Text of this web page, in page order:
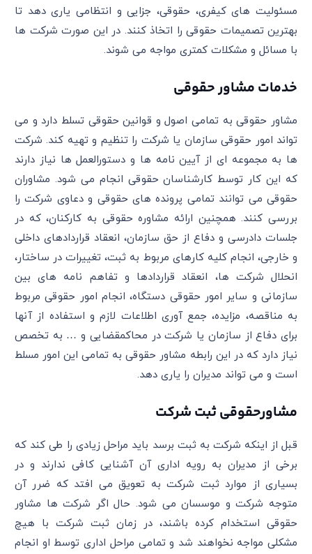
مسئولیت های کیفری، حقوقی، جزایی و انتظامی یاری دهد تا
بهترین تصمیمات حقوقی را اتخاذ کنند. در این صورت شرکت ها
با مسائل و مشکلات کمتری مواجه می شوند.
خدمات مشاور حقوقی
مشاور حقوقی به تمامی اصول و قوانین حقوقی تسلط دارد و می
تواند امور حقوقی سازمان یا شرکت را تنظیم و تهیه کند. شرکت
ها به مجموعه ای از آیین نامه ها و دستورالعمل ها نیاز دارند
که این کار توسط کارشناسان حقوقی انجام می شود. مشاوران
حقوقی می توانند تمامی پرونده های حقوقی و دعاوی شرکت را
بررسی کنند. همچنین ارائه مشاوره حقوقی به کارکنان، که در
جلسات دادرسی و دفاع از حق سازمان، انعقاد قراردادهای داخلی
و خارجی، انجام کلیه کارهای مربوط به ثبت، تغییرات در ساختار،
انحلال شرکت ها، انعقاد قراردادها و تفاهم نامه های بین
سازمانی و سایر امور حقوقی دستگاه، انجام امور حقوقی مربوط
به مناقصه، مزایده، جمع آوری اطلاعات لازم و استفاده از آنها
برای دفاع از سازمان یا شرکت در محاکمقضایی و … به تخصص
نیاز دارد که در این رابطه مشاور حقوقی به تمامی این امور مسلط
است و می تواند مدیران را یاری دهد.
مشاورحقوقی ثبت شرکت
قبل از اینکه شرکت به ثبت برسد باید مراحل زیادی را طی کند که
برخی از مدیران به رویه اداری آن آشنایی کافی ندارند و در
بسیاری از موارد ثبت شرکت به تعویق می افتد که ضرر آن
متوجه شرکت و موسسان می شود. حال اگر شرکت ها مشاور
حقوقی استخدام کرده باشند، در زمان ثبت شرکت با هیچ
مشکلی مواجه نخواهند شد و تمامی مراحل اداری توسط او انجام